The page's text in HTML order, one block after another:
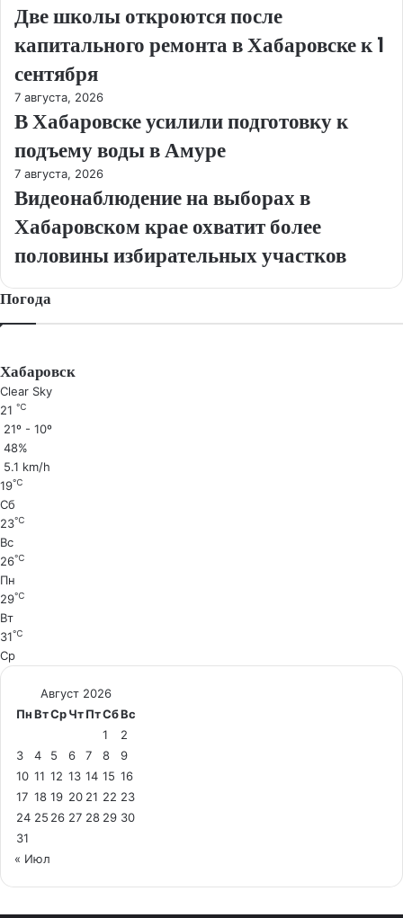
Две школы откроются после
капитального ремонта в Хабаровске к 1
сентября
7 августа, 2026
В Хабаровске усилили подготовку к
подъему воды в Амуре
7 августа, 2026
Видеонаблюдение на выборах в
Хабаровском крае охватит более
половины избирательных участков
Погода
Хабаровск
Clear Sky
21 ℃
21º - 10º
48%
5.1 km/h
19℃
Сб
23℃
Вс
26℃
Пн
29℃
Вт
31℃
Ср
Август 2026
ПнВтСрЧтПтСбВс
1
2
3
4 5 6 7 8
9
10 11 12 13 14 15 16
17 18 19 20 21 22 23
24 25 26 27 28 29 30
31
« Июл